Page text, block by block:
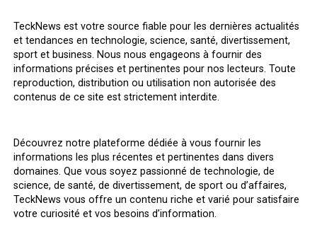
TeckNews est votre source fiable pour les dernières actualités
et tendances en technologie, science, santé, divertissement,
sport et business. Nous nous engageons à fournir des
informations précises et pertinentes pour nos lecteurs. Toute
reproduction, distribution ou utilisation non autorisée des
contenus de ce site est strictement interdite.
Découvrez notre plateforme dédiée à vous fournir les
informations les plus récentes et pertinentes dans divers
domaines. Que vous soyez passionné de technologie, de
science, de santé, de divertissement, de sport ou d’affaires,
TeckNews vous offre un contenu riche et varié pour satisfaire
votre curiosité et vos besoins d’information.